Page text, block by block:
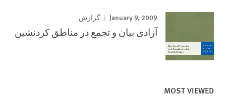
January 9, 2009 گزارش
آزادی بيان و تجمع در مناطق کردنشين
MOST VIEWED